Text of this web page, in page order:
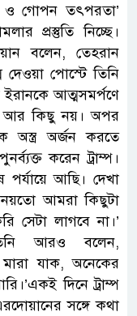
ও গোপন তৎপরতা’
প্রস্তুতি নিচ্ছে।
বলেন, তেহরান
পোস্টে তিনি
আত্মসমর্পণে
আর কিছু নয়। অপর
অস্ত্র অর্জন করতে
করেন ট্রাম্প।
আছি। দেখা
আমরা কিছুটা
সেটা লাগবে না।’
আরও বলেন,
যাক, অনেকের
দিনে ট্রাম্প
সঙ্গে কথা